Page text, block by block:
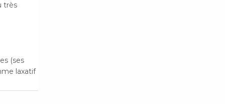
très
(ses
laxatif